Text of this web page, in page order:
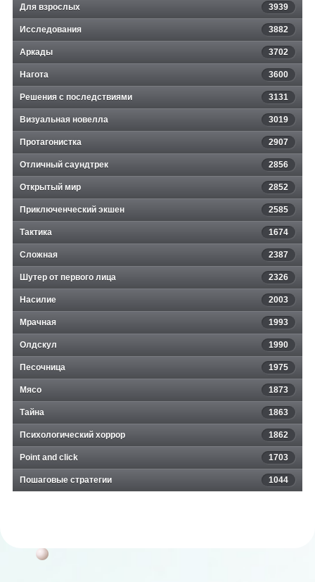
Для взрослых 3939
Исследования 3882
Аркады 3702
Нагота 3600
Решения с последствиями 3131
Визуальная новелла 3019
Протагонистка 2907
Отличный саундтрек 2856
Открытый мир 2852
Приключенческий экшен 2585
Тактика 1674
Сложная 2387
Шутер от первого лица 2326
Насилие 2003
Мрачная 1993
Олдскул 1990
Песочница 1975
Мясо 1873
Тайна 1863
Психологический хоррор 1862
Point and click 1703
Пошаговые стратегии 1044